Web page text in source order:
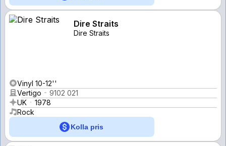
Dire Straits
Dire Straits
Vinyl 10-12''
Vertigo
9102 021
UK
1978
Rock
Kolla pris